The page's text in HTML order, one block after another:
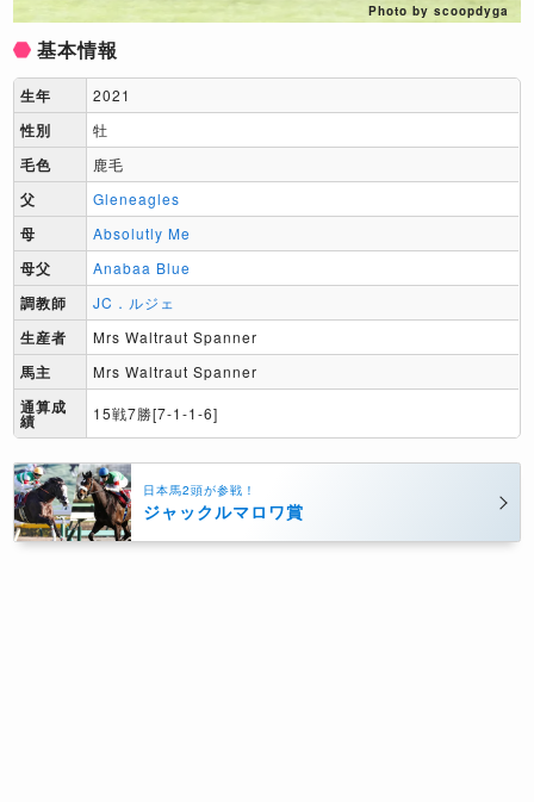
Photo by scoopdyga
基本情報
生年 2021
性別 牡
毛色 鹿毛
父 Gleneagles
母 Absolutly Me
母父 Anabaa Blue
調教師 JC．ルジェ
生産者 Mrs Waltraut Spanner
馬主 Mrs Waltraut Spanner
通算成
績 15戦7勝[7-1-1-6]
日本馬2頭が参戦！
ジャックルマロワ賞